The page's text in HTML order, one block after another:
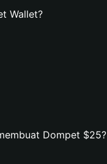
Wallet?
Dompet $25?